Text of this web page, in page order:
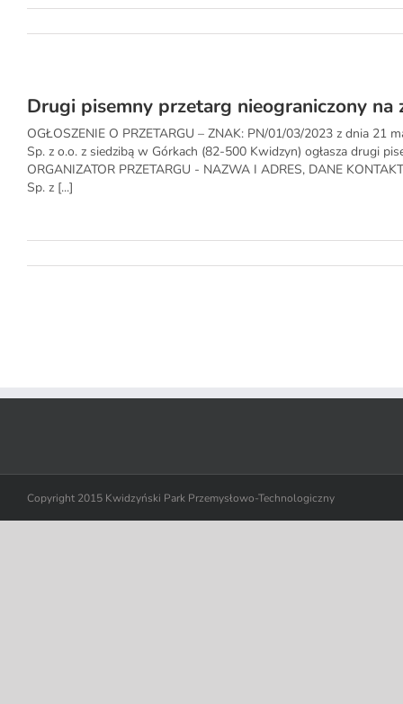
Drugi pisemny przetarg nieograniczony
OGŁOSZENIE O PRZETARGU – ZNAK: PN/01/03/2023 z dnia 21
Sp. z o.o. z siedzibą w Górkach (82-500 Kwidzyn) ogłasza drugi
ORGANIZATOR PRZETARGU - NAZWA I ADRES, DANE
Sp. z [...]
Copyright 2015 Kwidzyński Park Przemysłowo-Technologiczny